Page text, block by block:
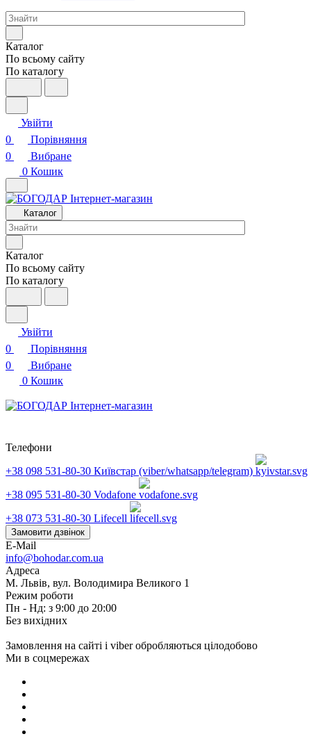
Каталог
По всьому сайту
По каталогу
Увійти
0
Порівняння
0
Вибране
0 Кошик
Каталог
Каталог
По всьому сайту
По каталогу
Увійти
0
Порівняння
0
Вибране
0 Кошик
Телефони
+38 098 531-80-30 Київстар (viber/whatsapp/telegram)
+38 095 531-80-30 Vodafone
+38 073 531-80-30 Lifecell
Замовити дзвінок
E-Mail
info@bohodar.com.ua
Адреса
М. Львів, вул. Володимира Великого 1
Режим роботи
Пн - Нд: з 9:00 до 20:00
Без вихідних
Замовлення на сайті і viber обробляються цілодобово
Ми в соцмережах